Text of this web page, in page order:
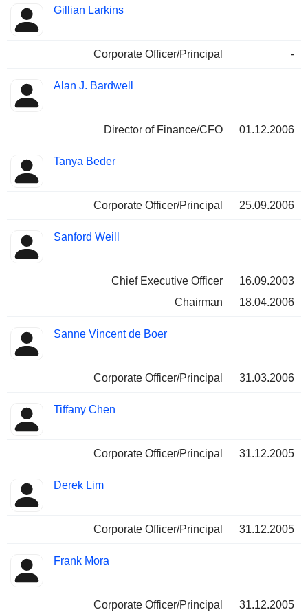
Gillian Larkins
Corporate Officer/Principal -
Alan J. Bardwell
Director of Finance/CFO 01.12.2006
Tanya Beder
Corporate Officer/Principal 25.09.2006
Sanford Weill
Chief Executive Officer
16.09.2003
Chairman
18.04.2006
Sanne Vincent de Boer
Corporate Officer/Principal 31.03.2006
Tiffany Chen
Corporate Officer/Principal 31.12.2005
Derek Lim
Corporate Officer/Principal 31.12.2005
Frank Mora
Corporate Officer/Principal 31.12.2005